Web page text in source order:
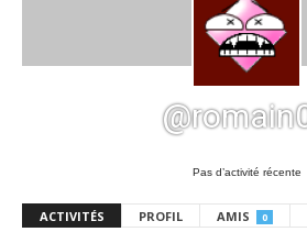
Pas d’activité récente
ACTIVITÉS PROFIL AMIS 0